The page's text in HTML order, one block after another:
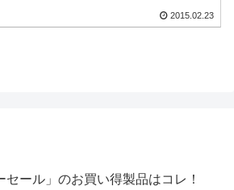
2015.02.23
セール」のお買い得製品はコレ！